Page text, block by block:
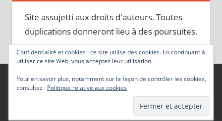
Site assujetti aux droits d'auteurs. Toutes
duplications donneront lieu à des poursuites.
Thème WordPress : Tortuga par ThemeZee.
Confidentialité et cookies : ce site utilise des cookies. En continuant à
utiliser ce site Web, vous acceptez leur utilisation.
Pour en savoir plus, notamment sur la façon de contrôler les cookies,
consultez : Politique relative aux cookies